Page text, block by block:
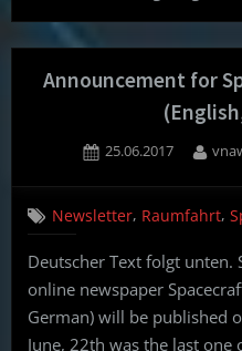
Announcement for
Posted
25.06.2017 By
Newsletter, Raumfahrt,
Deutscher Text folgt
online newspaper
German) will be published
June, 22th was the last one